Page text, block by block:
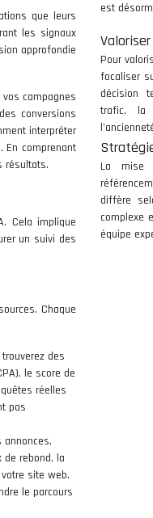
que leurs
les signaux
approfondie
campagnes
conversions
interpréter
comprenant
résultats.
Cela implique
un suivi des
Chaque
des
le score de
réelles
pas
rebond, la
site web.
le parcours
est
Pour
focaliser
décision
trafic, la
La mise
diffère
complexe
équipe